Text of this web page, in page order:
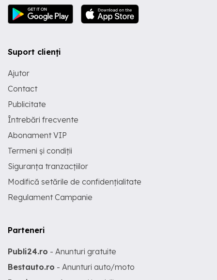
Suport clienți
Ajutor
Contact
Publicitate
Întrebări frecvente
Abonament VIP
Termeni și condiții
Siguranța tranzacțiilor
Modifică setările de confidențialitate
Regulament Campanie
Parteneri
Publi24.ro - Anunturi gratuite
Bestauto.ro - Anunturi auto/moto